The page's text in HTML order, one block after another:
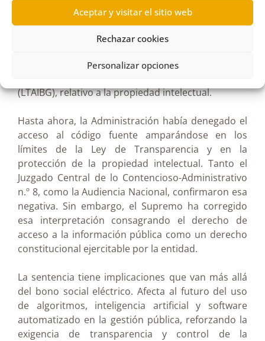
Aceptar y visitar el sitio web
Rechazar cookies
Personalizar opciones
(CTBG), en su resolución R/0701/2018, de 18 de
febrero de 2019, concedió parte de la información
—documentación técnica y pruebas— pero negó el
Ley 19/2013, de 9 de diciembre, de Transparencia,
(LTAIBG), relativo a la propiedad intelectual.
Hasta ahora, la Administración había denegado el
acceso al código fuente amparándose en los
límites de la Ley de Transparencia y en la
protección de la propiedad intelectual. Tanto el
Juzgado Central de lo Contencioso-Administrativo
n.º 8, como la Audiencia Nacional, confirmaron esa
negativa. Sin embargo, el Supremo ha corregido
esa interpretación consagrando el derecho de
acceso a la información pública como un derecho
constitucional ejercitable por la entidad.
La sentencia tiene implicaciones que van más allá
del bono social eléctrico. Afecta al futuro del uso
de algoritmos, inteligencia artificial y software
automatizado en la gestión pública, reforzando la
exigencia de transparencia y control de la